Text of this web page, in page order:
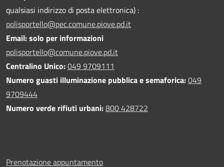
qualsiasi indirizzo di posta elettronica) :
polisportello@pec.comune.piove.pd.it
Email: solo per informazioni
polisportello@comune.piove.pd.it
Centralino Unico:049 9709111
Numero guasti illuminazione pubblica e semaforica:049
9709444
Numero verde rifiuti urbani:800 428722
Prenotazione appuntamento